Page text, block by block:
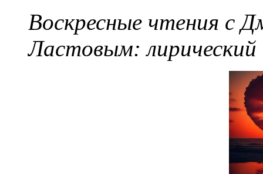
Воскресные чтения с
Ластовым: